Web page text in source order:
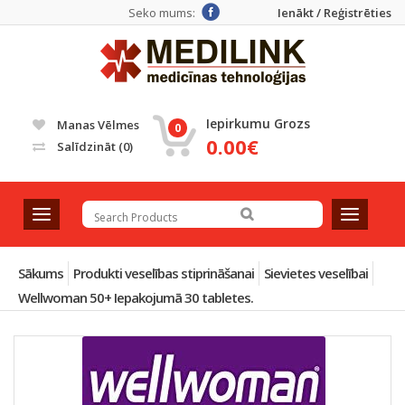
Ienākt / Reģistrēties
Seko mums:
Manas Vēlmes
Salīdzināt (0)
0 Iepirkumu Grozs
0.00€
T
o
g
g
l
e
T
o
g
g
e
Sākums Produkti veselības stiprināšanai Sievietes veselībai
Wellwoman 50+ Iepakojumā 30 tabletes.